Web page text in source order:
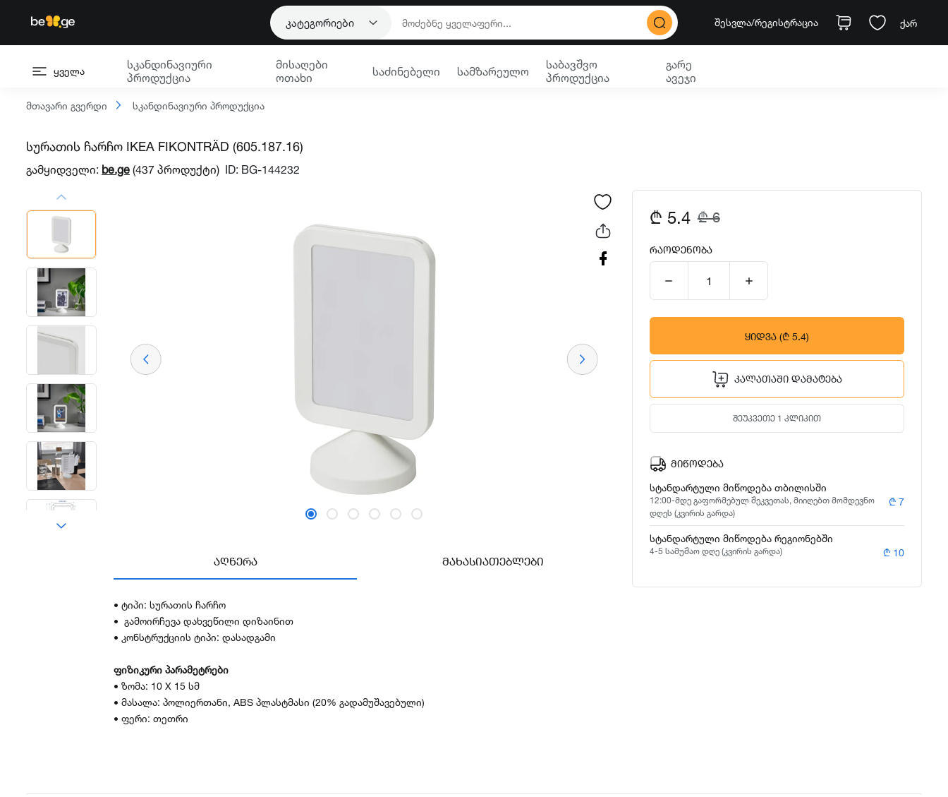
კატეგორიები შესვლა/რეგისტრაცია ქარ
ყველა
სკანდინავიური
პროდუქცია
მისაღები
ოთახი
საძინებელი სამზარეულო
საბავშვო
პროდუქცია
გარე
ავეჯი
მთავარი გვერდი სკანდინავიური პროდუქცია
სურათის ჩარჩო IKEA FIKONTRÄD (605.187.16)
გამყიდველი: be.ge (437 პროდუქტი) ID: BG-144232
ᲐᲦᲬᲔᲠᲐ ᲛᲐᲮᲐᲡᲘᲐᲗᲔᲑᲚᲔᲑᲘ
• ტიპი: სურათის ჩარჩო
• გამოირჩევა დახვეწილი დიზაინით
• კონსტრუქციის ტიპი: დასადგამი
ფიზიკური პარამეტრები
• ზომა: 10 X 15 სმ
• მასალა: პოლიერთანი, ABS პლასტმასი (20% გადამუშავებული)
• ფერი: თეთრი
₾ 5.4 ₾ 6
ᲠᲐᲝᲓᲔᲜᲝᲑᲐ
1
ᲧᲘᲓᲕᲐ(₾ 5.4)
ᲙᲐᲚᲐᲗᲐᲨᲘ ᲓᲐᲛᲐᲢᲔᲑᲐ
ᲨᲔᲣᲙᲕᲔᲗᲔ 1 ᲙᲚᲘᲙᲘᲗ
ᲛᲘᲬᲝᲓᲔᲑᲐ
სტანდარტული მიწოდება თბილისში
12:00-მდე გაფორმებულ შეკვეთას, მიიღებთ მომდევნო
დღეს (კვირის გარდა)
₾ 7
სტანდარტული მიწოდება რეგიონებში
4-5 სამუშაო დღე (კვირის გარდა) ₾ 10